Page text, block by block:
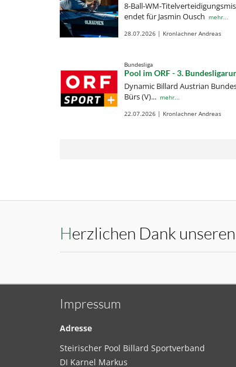
8-Ball-WM-
endet für Jasmin Ousch mehr...
28.07.2026 | Kronlachner Andreas
Bundesliga
Pool im ORF - 3.
Dynamic Billard Austrian
Bürs (V)... mehr...
22.07.2026 | Kronlachner Andreas
Herzlichen Dank
Impressum
Adresse
Steirischer Pool Billard Sportverband
DI Karnel Markus